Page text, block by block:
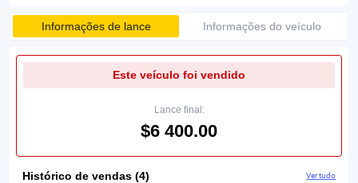
Informações de lance Informações do veículo
Este veículo foi vendido
Lance final:
$6 400.00
Histórico de vendas (4) Ver tudo